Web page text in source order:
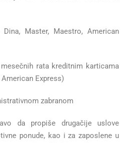
Master, Maestro, American
rata kreditnim karticama
Express)
zabranom
da propiše drugačije uslove
ponude, kao i za zaposlene u